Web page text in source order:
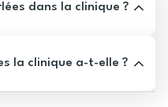
dans la clinique ?
la clinique a-t-elle ?